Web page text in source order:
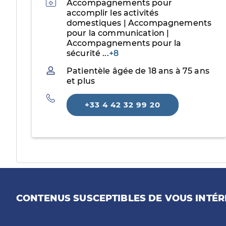
ActivitésAccompagnements pour
accomplir les activités
domestiques | Accompagnements
pour la communication |
Accompagnements pour la
sécurité...+8
PatientèlePatientèle âgée de 18 ans à 75 ans
et plus
Téléphone
+33 4 42 32 99 20
CONTENUS SUSCEPTIBLES DE VOUS